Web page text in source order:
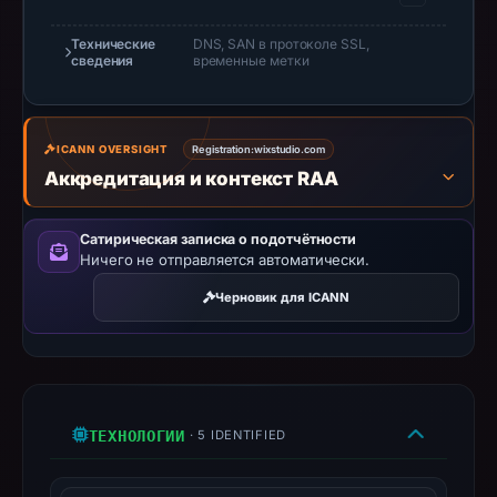
cause.
Registration
list
GoDaddy.com,
LLC
as
the
registrar
and
May
the
Технические
сведения
DNS, SAN в протоколе SSL,
временные метки
ICANN OVERSIGHT Registration:wixstudio.com
Аккредитация и контекст RAA
Сатирическая записка о подотчётности
Ничего не отправляется автоматически.
Черновик для ICANN
ТЕХНОЛОГИИ · 5 IDENTIFIED